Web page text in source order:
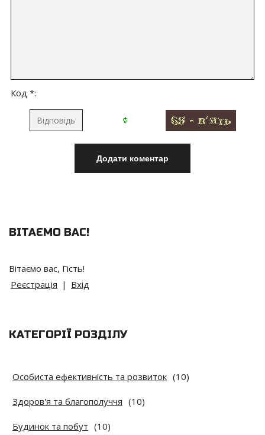
Код *:
ВІТАЄМО ВАС!
Вітаємо вас, Гість!
Реєстрація | Вхід
КАТЕГОРІЇ РОЗДІЛУ
Особиста ефективність та розвиток (10)
Здоров'я та благополуччя (10)
Будинок та побут (10)